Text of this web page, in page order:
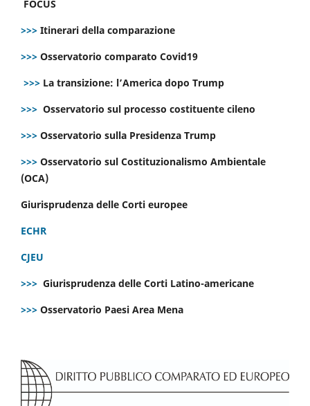
FOCUS
>>> Itinerari della comparazione
>>> Osservatorio comparato Covid19
>>> La transizione: l’America dopo Trump
>>> Osservatorio sul processo costituente cileno
>>> Osservatorio sulla Presidenza Trump
>>> Osservatorio sul Costituzionalismo Ambientale
(OCA)
Giurisprudenza delle Corti europee
ECHR
CJEU
>>> Giurisprudenza delle Corti Latino-americane
>>> Osservatorio Paesi Area Mena